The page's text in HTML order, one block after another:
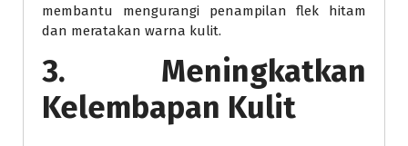
membantu mengurangi penampilan flek hitam
dan meratakan warna kulit.
3. Meningkatkan
Kelembapan Kulit